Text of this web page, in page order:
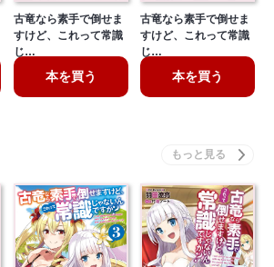
古竜なら素手で倒せま
すけど、これって常識
じ…
本を買う
古竜なら素手で倒せま
すけど、これって常識
じ…
本を買う